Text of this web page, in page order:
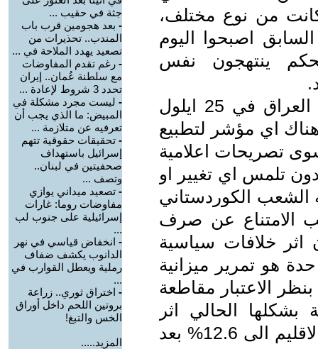
من نوع مختلف،
اصبحوا اليوم
ينتهجون نفس
مضى على استفتاء اقليم كوردستان العراق في 25 ايلول
اي مؤشر لتطبيع
تصريحات اعلامية
دون تلمس اي تغيير او
الشعب الكوردستاني
الامتناع عن صرف
اثر خلافات سياسية
هو تمرير ميزانية
الاخذ بنظر الاعتبار مقاطعة
بشكلها الحالي اثر
خفض الحكومة العراقية لمخصصات الاقليم الى 12.6% بعد
جثة في حقيب ...
- بعد هجومين قرب باب
المندب.. تحذيرات من
تصعيد يهدد الملاحة في ...
- رغم تقدم المفاوضات
مع سلطنة عُمان.. إيران
تحدد 3 شروط لإعادة ...
- ليست مجرد مشكلة في
المبيض: ما الذي يجب أن
تعرفيه عن متلازمة ...
- تحقيقات حقوقية تتهم
إسرائيل باستهداف
صحفيتين في لبنان..
وتصف ...
- تصعيد ميداني يوازي
مفاوضات روما: غارات
إسرائيلية على جنوب لب
...
- انخفاض قياسي في نهر
الدانوب يكشف ضفاف
رملية ويعطل القوارب في
...
- اختراق ثوري.. زراعة
بروتين اللحم داخل أوراق
الخس والتبغ!
المزيد.....